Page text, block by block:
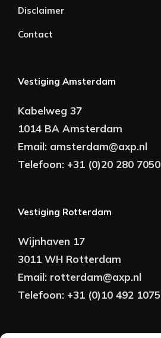
Disclaimer
Contact
Vestiging Amsterdam
Kabelweg 37
1014 BA Amsterdam
Email: amsterdam@axp.nl
Telefoon: +31 (0)20 280 7050
Vestiging Rotterdam
Wijnhaven 17
3011 WH Rotterdam
Email: rotterdam@axp.nl
Telefoon: +31 (0)10 492 1075